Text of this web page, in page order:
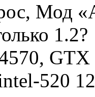
Мод
1.2?
520